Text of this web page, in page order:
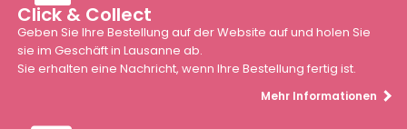
Click & Collect
Geben Sie Ihre Bestellung auf der Website auf und holen Sie
sie im Geschäft in Lausanne ab.
Sie erhalten eine Nachricht, wenn Ihre Bestellung fertig ist.
Mehr Informationen